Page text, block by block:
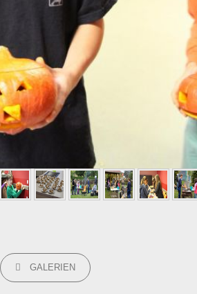
CATEGORIES
GALERIEN